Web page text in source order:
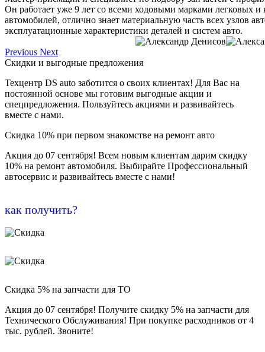
Он работает уже 9 лет со всеми ходовыми марками легковых и
автомобилей, отлично знает материальную часть всех узлов
эксплуатационные характеристики деталей и систем авто.
Previous Next
Скидки и выгодные предложения
Техцентр DS auto заботится о своих клиентах! Для Вас на
постоянной основе мы готовим выгодные акции и
спецпредложения. Пользуйтесь акциями и развивайтесь
вместе с нами.
Скидка 10% при первом знакомстве на ремонт авто
Акция до 07 сентября! Всем новым клиентам дарим скидку
10% на ремонт автомобиля. Выбирайте Профессиональный
автосервис и развивайтесь вместе с нами!
как получить?
Скидка 5% на запчасти для ТО
Акция до 07 сентября! Получите скидку 5% на запчасти для
Технического Обслуживания! При покупке расходников от 4
тыс. рублей. Звоните!